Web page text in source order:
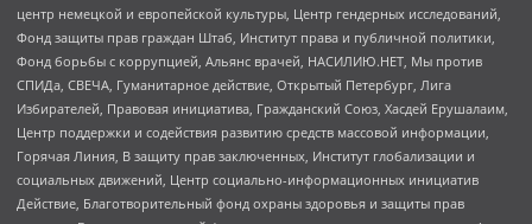
центр немецкой и европейской культуры, Центр гендерных исследований,
Фонд защиты прав граждан Штаб, Институт права и публичной политики,
Фонд борьбы с коррупцией, Альянс врачей, НАСИЛИЮ.НЕТ, Мы против
СПИДа, СВЕЧА, Гуманитарное действие, Открытый Петербург, Лига
Избирателей, Правовая инициатива, Гражданский Союз, Хасдей Ерушалаим,
Центр поддержки и содействия развитию средств массовой информации,
Горячая Линия, В защиту прав заключенных, Институт глобализации и
социальных движений, Центр социально-информационных инициатив
Действие, Благотворительный фонд охраны здоровья и защиты прав